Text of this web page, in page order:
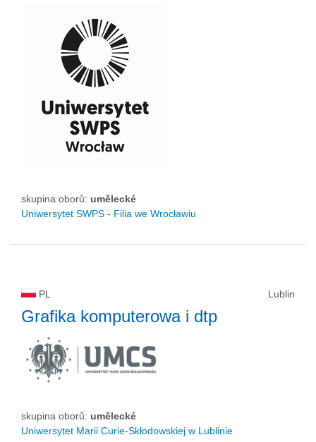
skupina oborů: umělecké
Uniwersytet SWPS - Filia we Wrocławiu
PL Lublin
Grafika komputerowa i dtp
skupina oborů: umělecké
Uniwersytet Marii Curie-Skłodowskiej w Lublinie